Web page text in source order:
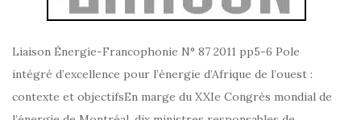
Liaison Énergie-Francophonie N° 87 2011 pp5-6 Pole
intégré d’excellence pour l’énergie d’Afrique de l’ouest :
contexte et objectifsEn marge du XXIe Congrès mondial de